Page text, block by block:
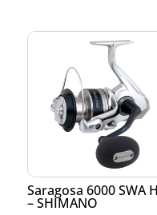
Saragosa 6000 SWA
– SHIMANO